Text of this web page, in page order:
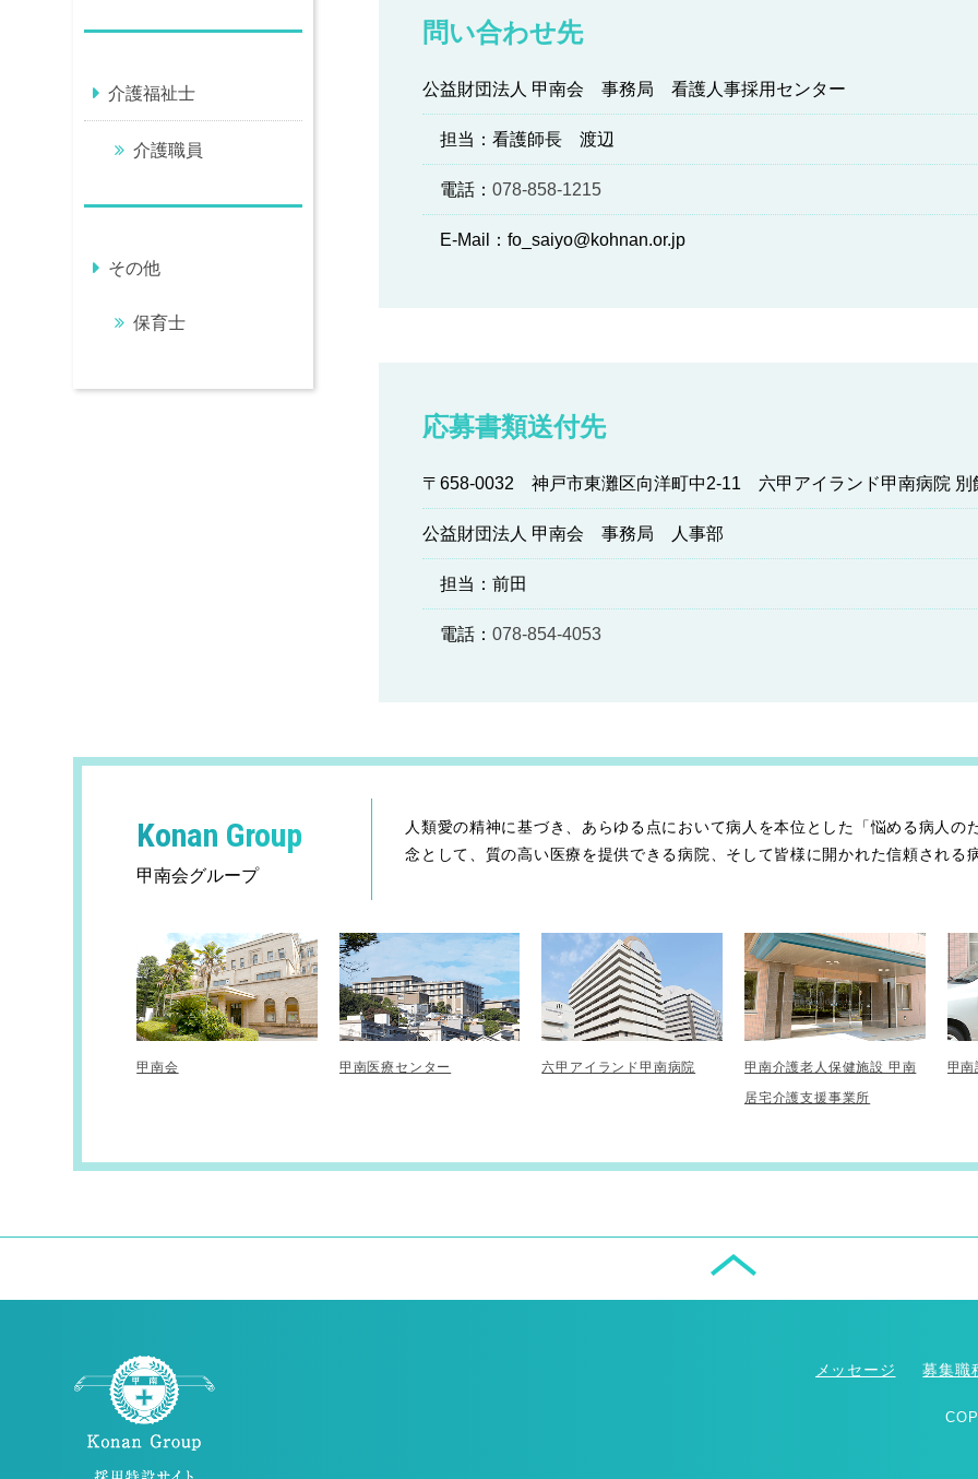
問い合わせ先
公益財団法人 甲南会 事務局 看護人事採用センター
担当：看護師長 渡辺
電話：078-858-1215
E-Mail：fo_saiyo@kohnan.or.jp
応募書類送付先
〒658-0032 神戸市東灘区向洋町中2-11 六甲アイランド甲南病院 別
公益財団法人 甲南会 事務局 人事部
担当：前田
電話：078-854-4053
介護福祉士
介護職員
その他
保育士
Konan Group
甲南会グループ
人類愛の精神に基づき、あらゆる点において病人を本位とした「悩める病人
念として、質の高い医療を提供できる病院、そして皆様に開かれた信頼される
甲南会 甲南医療センター 六甲アイランド甲南病院
甲南介護老人保健施設 甲南
居宅介護支援事業所
甲南
メッセージ 募集職